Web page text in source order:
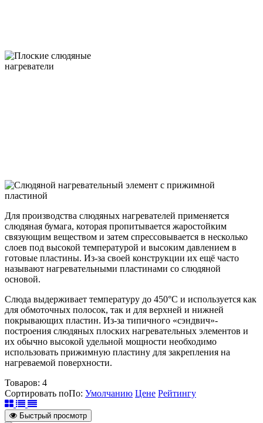
Для производства слюдяных нагревателей применяется
слюдяная бумага, которая пропитывается жаростойким
связующим веществом и затем спрессовывается в несколько
слоев под высокой температурой и высоким давлением в
готовые пластины. Из-за своей конструкции их ещё часто
называют нагревательными пластинами со слюдяной
основой.
Слюда выдерживает температуру до 450°C и используется как
для обмоточных полосок, так и для верхней и нижней
покрывающих пластин. Из-за типичного «сэндвич»-
построения слюдяных плоских нагревательных элементов и
их обычно высокой удельной мощности необходимо
использовать прижимную пластину для закрепления на
нагреваемой поверхности.
Товаров: 4
Сортировать поПо: Умолчанию Цене Рейтингу
Быстрый просмотр